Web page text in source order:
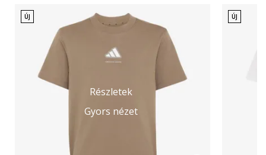
Részletek
Gyors nézet
ÚJ ÚJ